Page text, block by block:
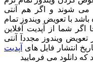
و اگر هم آنتی
تعویض ویندوز تمام
از آپدیت آفلاین
ویندوز مجددآ آنتی
فایل های آپدیت
می فرمایید